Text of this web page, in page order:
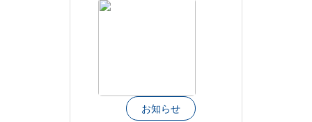
お知らせ